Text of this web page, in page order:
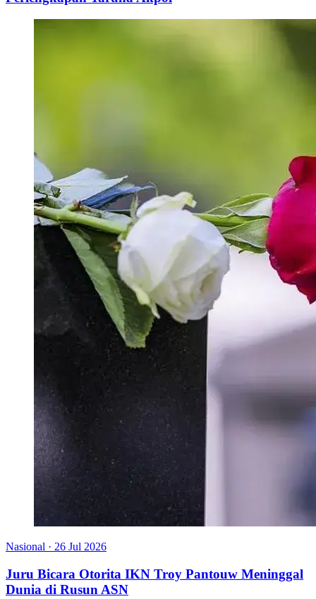
Nasional · 26 Jul 2026
Juru Bicara Otorita IKN Troy Pantouw Meninggal
Dunia di Rusun ASN